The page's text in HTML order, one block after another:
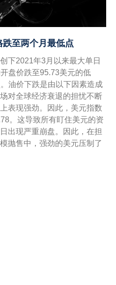
至两个月最低点
下2021年3月以来最大单日
盘价跌至95.73美元的低
油价下跌是由以下因素造成
对全球经济衰退的担忧不断
表现强劲。因此，美元指数
。这导致所有盯住美元的资
出现严重崩盘。因此，在担
抛售中，强劲的美元压制了